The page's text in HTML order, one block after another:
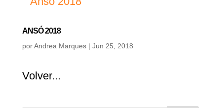
ANSÓ 2018
porAndrea Marques| Jun 25, 2018
Volver...